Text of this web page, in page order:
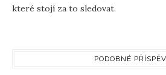
které stojí za to sledovat.
PODOBNÉ